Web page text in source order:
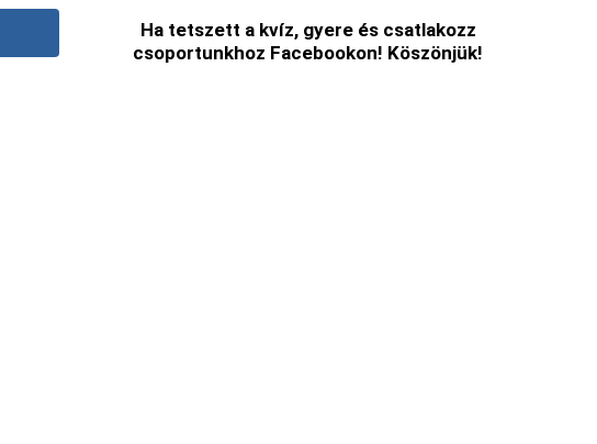
Ha tetszett a kvíz, gyere és csatlakozz
csoportunkhoz Facebookon! Köszönjük!